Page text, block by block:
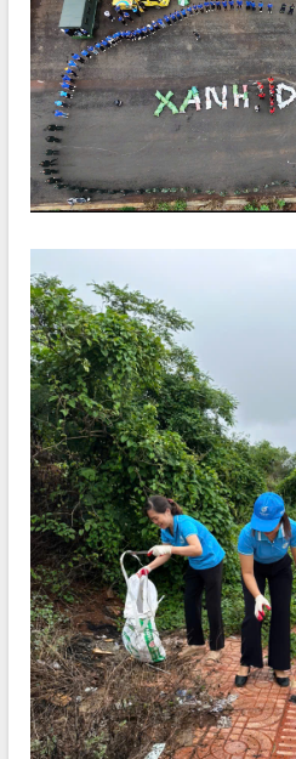
Bàn giải pháp tháo gỡ khó khăn trong
xuất khẩu sầu riêng và triển khai quy
định EUDR
Thứ trưởng Bộ Nông nghiệp và Môi
trường Nguyễn Hoàng Hiệp khảo sát
vùng trồng và doanh nghiệp đóng gói
sầu riêng tại Đắk Lắk
Trình diễn nghệ thuật chế biến các
Đắk Lắk công bố Quy hoạch và xúc
tiến đầu tư tỉnh
Ngành cá ngừ Đắk Lắk chủ động thích
ứng để giữ vững thị trường xuất khẩu
Diễn đàn Kinh tế tư nhân Việt Nam đột
phá cơ chế - Hợp tác công tư
Đề án 06 tạo bước ngoặt đột phá trong
cải cách hành chính tỉnh Đắk Lắk
Kết nối tour, đẩy mạnh chuyển đổi số
để phát triển du lịch Đắk Lắk
Khởi động Dự án Đầu tư xây dựng hạ
tầng kỹ thuật Cụm công nghiệp Tân
Tiến
Gặp mặt các cơ quan báo chí nhân Kỷ
niệm 101 năm Ngày Báo chí Cách
mạng Việt Nam
Đắk Lắk sơ kết 4 năm triển khai thực
hiện Đề án 06 của Chính phủ
Họp báo thông tin về Hội nghị Công bố
Tất cả:
66097108